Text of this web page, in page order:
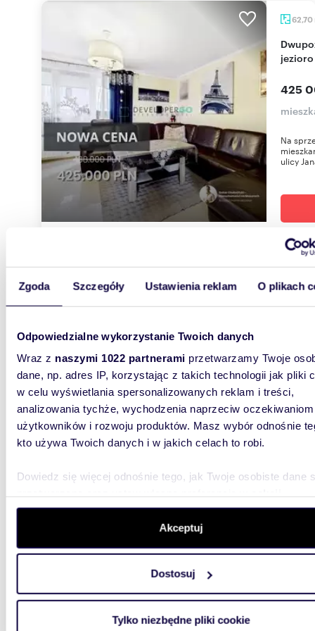
Zgoda Szczegóły Ustawienia reklam O plikach
Odpowiedzialne wykorzystanie Twoich danych
Wraz z naszymi 1022 partnerami przetwarzamy Twoje
dane, np. adres IP, korzystając z takich technologii jak pliki
w celu wyświetlania spersonalizowanych reklam i treści,
analizowania tychże, wychodzenia naprzeciw oczekiwaniom
użytkowników i rozwoju produktów. Masz wybór odnośnie
kto używa Twoich danych i w jakich celach to robi.
Dowiedz się więcej odnośnie tego, jak Twoje osobiste dane
szczegółów. W Deklaracji plików cookie możesz zmienić
wycofać swoją zgodę w dowolnej chwili.
aby oferować funkcje społecznościowe i analizować ruch w
witrynie. Informacje o tym, jak korzystasz z naszej witryny,
analitycznym. Partnerzy mogą połączyć te informacje z
Akceptuj
Dostosuj
Tylko niezbędne pliki cookie
62,70
Dwupoziomowe mieszkanie z widokiem na
425
Na
ulicy
Na
na